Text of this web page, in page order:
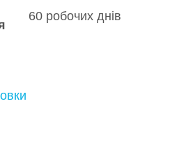
60 робочих днів